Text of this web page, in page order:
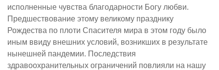
исполненные чувства благодарности Богу любви.
Предшествование этому великому празднику
Рождества по плоти Спасителя мира в этом году было
иным ввиду внешних условий, возникших в результате
нынешней пандемии. Последствия
здравоохранительных ограничений повлияли на нашу